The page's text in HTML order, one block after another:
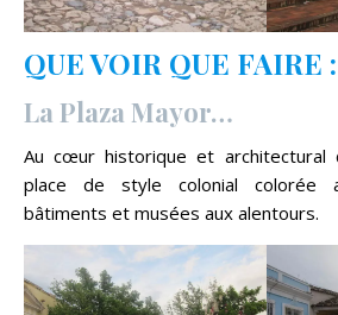
QUE VOIR QUE FAIRE :
La Plaza Mayor…
Au cœur historique et architectural
place de style colonial colorée
bâtiments et musées aux alentours.